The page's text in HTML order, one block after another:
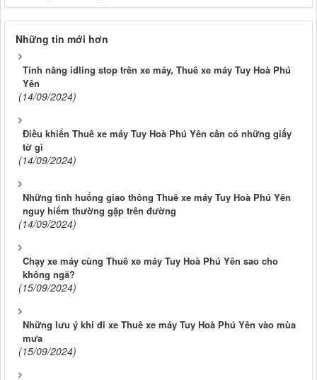
Những tin mới hơn
Tính năng idling stop trên xe máy, Thuê xe máy Tuy Hoà Phú
Yên
(14/09/2024)
Điều khiển Thuê xe máy Tuy Hoà Phú Yên cần có những giấy
tờ gì
(14/09/2024)
Những tình huống giao thông Thuê xe máy Tuy Hoà Phú Yên
nguy hiểm thường gặp trên đường
(14/09/2024)
Chạy xe máy cùng Thuê xe máy Tuy Hoà Phú Yên sao cho
không ngã?
(15/09/2024)
Những lưu ý khi đi xe Thuê xe máy Tuy Hoà Phú Yên vào mùa
mưa
(15/09/2024)